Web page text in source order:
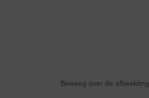
Beweeg over de